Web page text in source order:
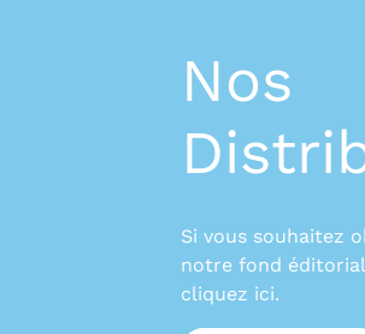
Nos
Si vous souhaitez
notre fond
cliquez ici.